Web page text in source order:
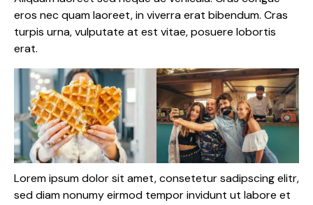
eros nec quam laoreet, in viverra erat bibendum. Cras
turpis urna, vulputate at est vitae, posuere lobortis
erat.
Lorem ipsum dolor sit amet, consetetur sadipscing elitr,
sed diam nonumy eirmod tempor invidunt ut labore et